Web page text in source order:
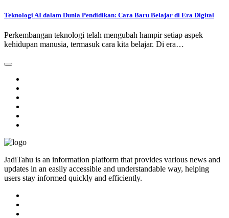
Teknologi AI dalam Dunia Pendidikan: Cara Baru Belajar di Era Digital
Perkembangan teknologi telah mengubah hampir setiap aspek
kehidupan manusia, termasuk cara kita belajar. Di era…
JadiTahu is an information platform that provides various news and
updates in an easily accessible and understandable way, helping
users stay informed quickly and efficiently.